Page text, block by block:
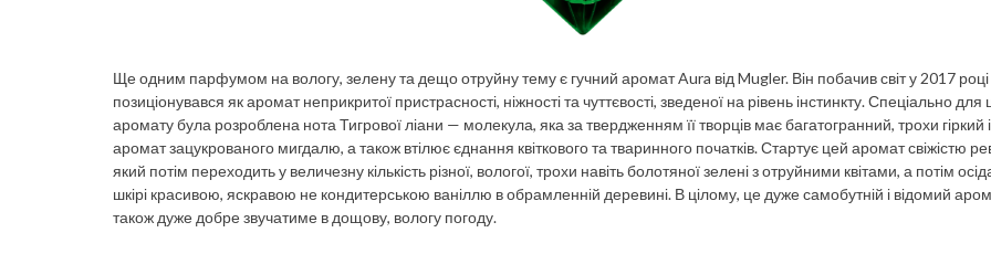
Ще одним парфумом на вологу, зелену та дещо отруйну тему є гучний аромат Aura від Mugler. Він побачив світ у 2017 році
позиціонувався як аромат неприкритої пристрасності, ніжності та чуттєвості, зведеної на рівень інстинкту. Спеціально для
аромату була розроблена нота Тигрової ліани — молекула, яка за твердженням її творців має багатогранний, трохи гіркий
аромат зацукрованого мигдалю, а також втілює єднання квіткового та тваринного початків. Стартує цей аромат свіжістю
який потім переходить у величезну кількість різної, вологої, трохи навіть болотяної зелені з отруйними квітами, а потім
шкірі красивою, яскравою не кондитерською ваніллю в обрамленній деревині. В цілому, це дуже самобутній і відомий
також дуже добре звучатиме в дощову, вологу погоду.